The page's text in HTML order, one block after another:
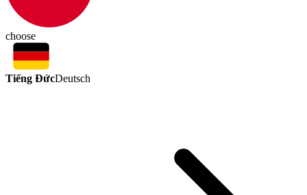
choose
Tiếng ĐứcDeutsch